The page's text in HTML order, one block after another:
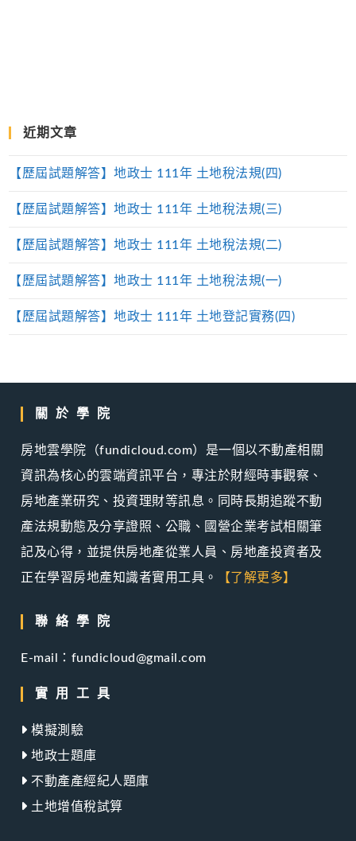
近期文章
【歷屆試題解答】地政士 111年 土地稅法規(四)
【歷屆試題解答】地政士 111年 土地稅法規(三)
【歷屆試題解答】地政士 111年 土地稅法規(二)
【歷屆試題解答】地政士 111年 土地稅法規(一)
【歷屆試題解答】地政士 111年 土地登記實務(四)
關於學院
房地雲學院（fundicloud.com）是一個以不動產相關
資訊為核心的雲端資訊平台，專注於財經時事觀察、
房地產業研究、投資理財等訊息。同時長期追蹤不動
產法規動態及分享證照、公職、國營企業考試相關筆
記及心得，並提供房地產從業人員、房地產投資者及
正在學習房地產知識者實用工具。
【了解更多】
聯絡學院
E-mail：fundicloud@gmail.com
實用工具
模擬測驗
地政士題庫
不動產產經紀人題庫
土地增值稅試算